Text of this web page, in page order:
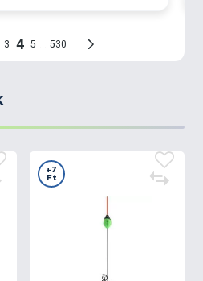
+7
Ft